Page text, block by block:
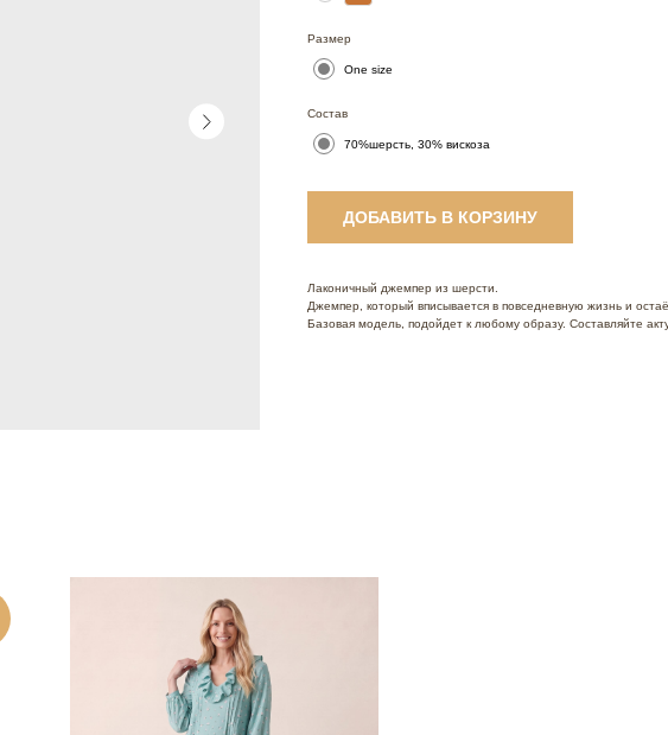
Размер
One size
Состав
70%шерсть, 30% вискоза
ДОБАВИТЬ В КОРЗИНУ
Лаконичный джемпер из шерсти.
Джемпер, который вписывается в повседневную жизнь и
Базовая модель, подойдет к любому образу. Составляйте